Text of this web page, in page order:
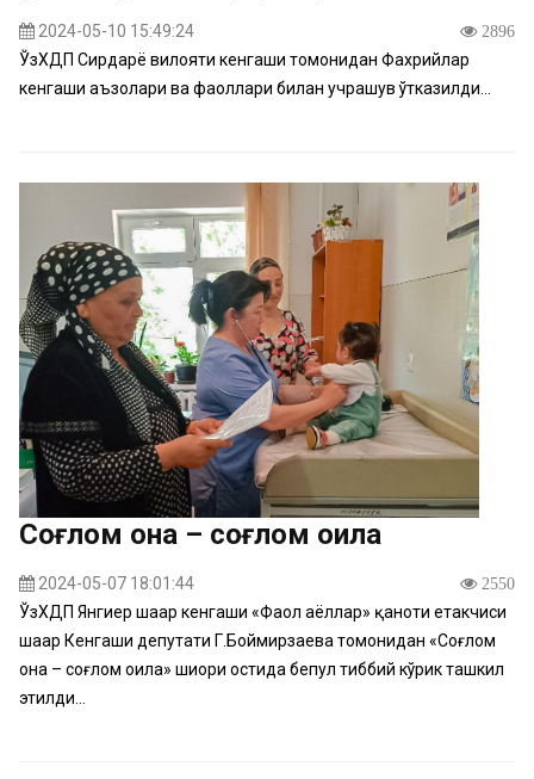
2024-05-10 15:49:24 2896
ЎзХДП Сирдарё вилояти кенгаши томонидан Фахрийлар
кенгаши аъзолари ва фаоллари билан учрашув ўтказилди...
Соғлом она – соғлом оила
2024-05-07 18:01:44 2550
ЎзХДП Янгиер шаҳар кенгаши «Фаол аёллар» қаноти етакчиси
шаҳар Кенгаши депутати Г.Боймирзаева томонидан «Соғлом
она – соғлом оила» шиори остида бепул тиббий кўрик ташкил
этилди...